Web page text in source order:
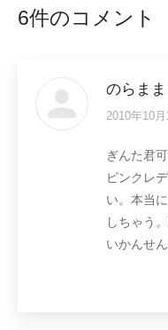
6件のコメント
のらまま
says:
2010年10
ぎんた君
ピンクレ
い。本当
しちゃう
いかんせ